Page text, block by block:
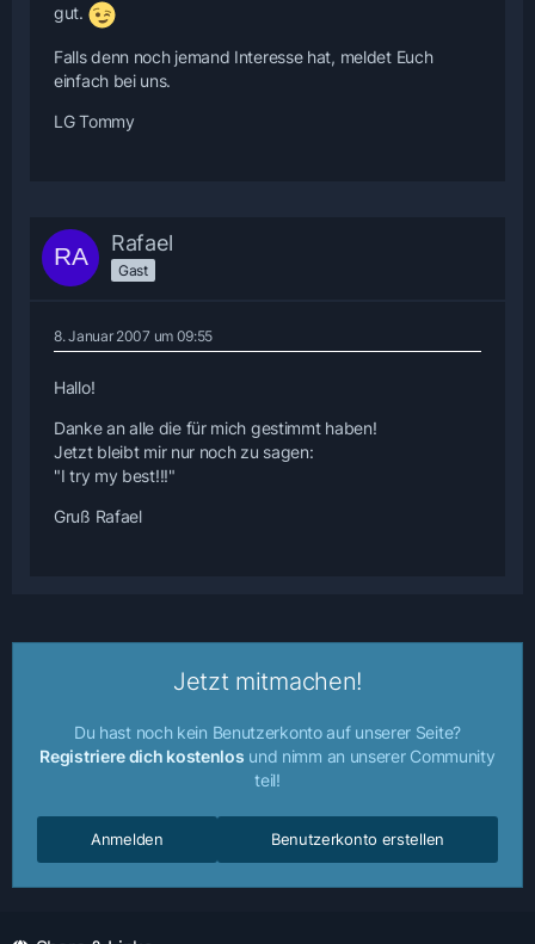
gut.
Falls denn noch jemand Interesse hat, meldet Euch
einfach bei uns.
LG Tommy
Rafael
Gast
8. Januar 2007 um 09:55
Hallo!
Danke an alle die für mich gestimmt haben!
Jetzt bleibt mir nur noch zu sagen:
"I try my best!!!"
Gruß Rafael
Jetzt mitmachen!
Du hast noch kein Benutzerkonto auf unserer Seite?
Registriere dich kostenlos und nimm an unserer Community
teil!
Benutzerkonto erstellen
Anmelden